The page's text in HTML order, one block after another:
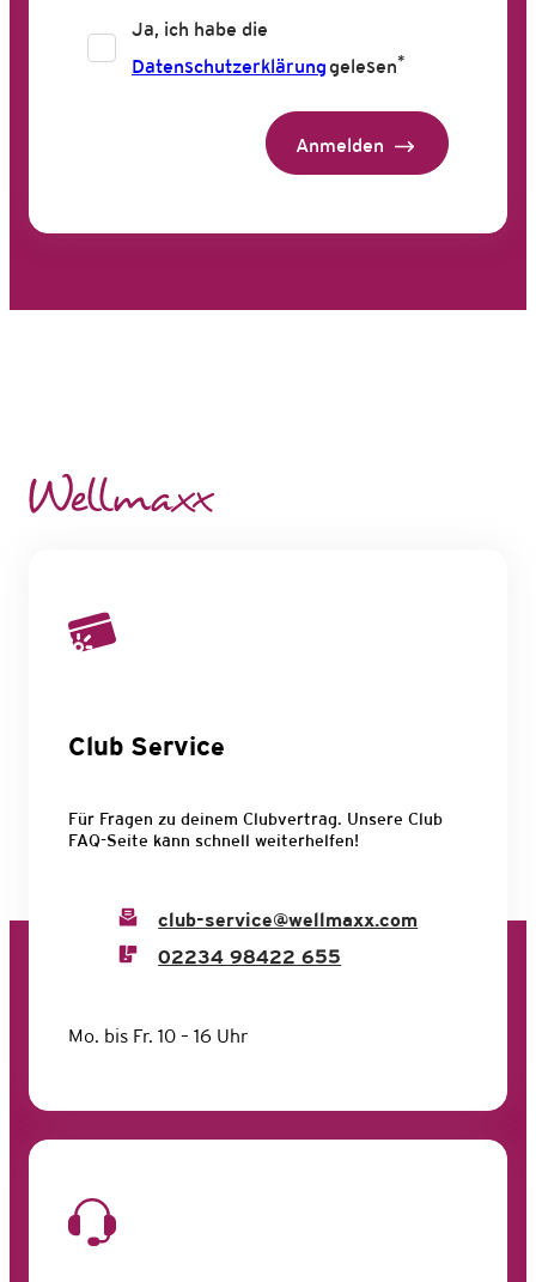
Ja, ich habe die
Datenschutzerklärunggelesen*
Anmelden
Club Service
Für Fragen zu deinem Clubvertrag. Unsere Club
FAQ-Seite kann schnell weiterhelfen!
club-service@wellmaxx.com
02234 98422 655
Mo. bis Fr. 10 – 16 Uhr